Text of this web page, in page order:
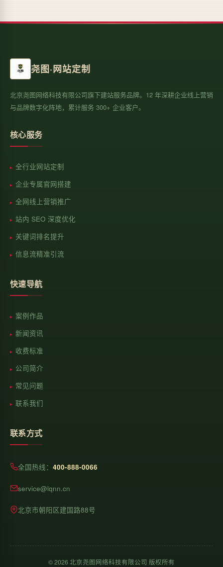
尧图·网站定制
北京尧图网络科技有限公司旗下建站服务品牌。12 年深耕企业线上营销
与品牌数字化阵地，累计服务 300+ 企业客户。
核心服务
全行业网站定制
企业专属官网搭建
全网线上营销推广
站内 SEO 深度优化
关键词排名提升
信息流精准引流
快速导航
案例作品
新闻资讯
收费标准
公司简介
常见问题
联系我们
联系方式
全国热线： 400-888-0066
service@lqnn.cn
北京市朝阳区建国路88号
©2026北京尧图网络科技有限公司 版权所有